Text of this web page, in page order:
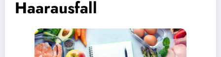
Haarausfall